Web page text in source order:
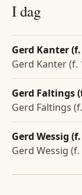
I dag
Gerd Kanter (f.
Gerd Kanter (f.
Gerd Faltings
Gerd Faltings
Gerd Wessig
Gerd Wessig